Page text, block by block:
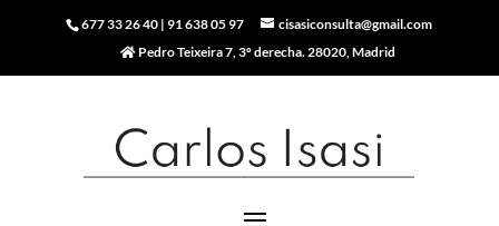
677 33 26 40 |91 638 05 97
cisasiconsulta@gmail.com
Pedro Teixeira 7, 3º derecha. 28020, Madrid